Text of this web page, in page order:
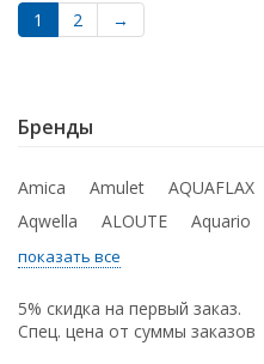
1 2 →
Бренды
Amica Amulet AQUAFLAX
Aqwella
ALOUTE Aquario
показать все
5% скидка на первый заказ.
Спец. цена от суммы заказов